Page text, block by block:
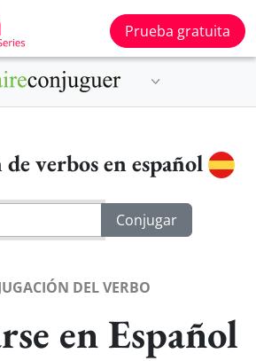
Prueba gratuita
verbos en español
DEL VERBO
en Español